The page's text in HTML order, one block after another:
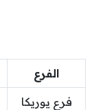
الفرع
فرع يوريكا